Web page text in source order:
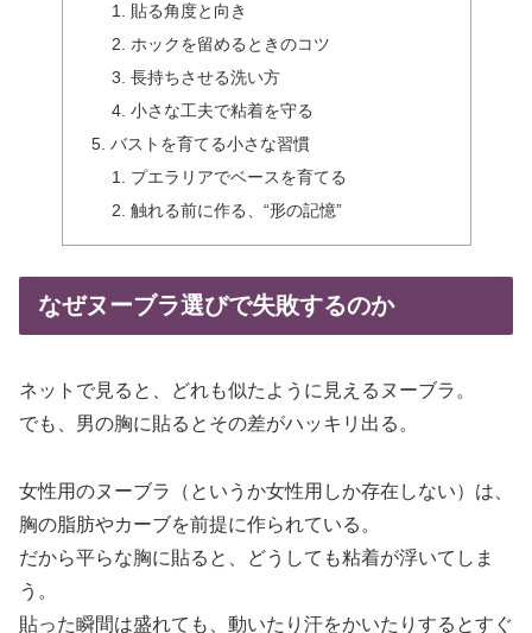
貼る角度と向き
ホックを留めるときのコツ
長持ちさせる洗い方
小さな工夫で粘着を守る
バストを育てる小さな習慣
プエラリアでベースを育てる
触れる前に作る、“形の記憶”
なぜヌーブラ選びで失敗するのか
ネットで見ると、どれも似たように見えるヌーブラ。
でも、男の胸に貼るとその差がハッキリ出る。
女性用のヌーブラ（というか女性用しか存在しない）は、
胸の脂肪やカーブを前提に作られている。
だから平らな胸に貼ると、どうしても粘着が浮いてしま
う。
貼った瞬間は盛れても、動いたり汗をかいたりするとすぐ